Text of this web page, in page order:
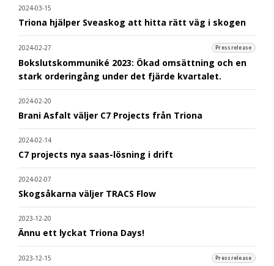
2024-03-15
Triona hjälper Sveaskog att hitta rätt väg i skogen
2024-02-27 Pressrelease
Bokslutskommuniké 2023: Ökad omsättning och en
stark orderingång under det fjärde kvartalet.
2024-02-20
Brani Asfalt väljer C7 Projects från Triona
2024-02-14
C7 projects nya saas-lösning i drift
2024-02-07
Skogsåkarna väljer TRACS Flow
2023-12-20
Ännu ett lyckat Triona Days!
2023-12-15 Pressrelease